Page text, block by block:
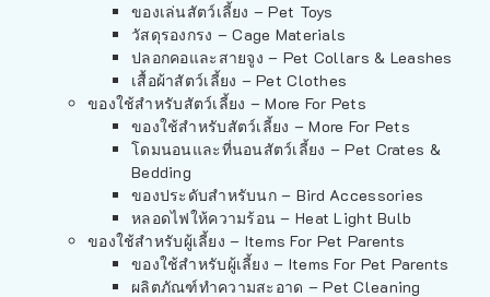
ของเล่นสัตว์เลี้ยง – Pet Toys
วัสดุรองกรง – Cage Materials
ปลอกคอและสายจูง – Pet Collars & Leashes
เสื้อผ้าสัตว์เลี้ยง – Pet Clothes
ของใช้สำหรับสัตว์เลี้ยง – More For Pets
ของใช้สำหรับสัตว์เลี้ยง – More For Pets
โดมนอนและที่นอนสัตว์เลี้ยง – Pet Crates &
Bedding
ของประดับสำหรับนก – Bird Accessories
หลอดไฟให้ความร้อน – Heat Light Bulb
ของใช้สำหรับผู้เลี้ยง – Items For Pet Parents
ของใช้สำหรับผู้เลี้ยง – Items For Pet Parents
ผลิตภัณฑ์ทำความสะอาด – Pet Cleaning